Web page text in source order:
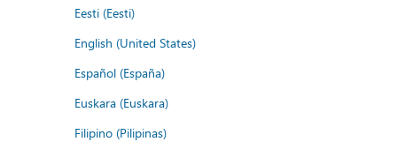
Eesti (Eesti)
English (United States)
Español (España)
Euskara (Euskara)
Filipino (Pilipinas)